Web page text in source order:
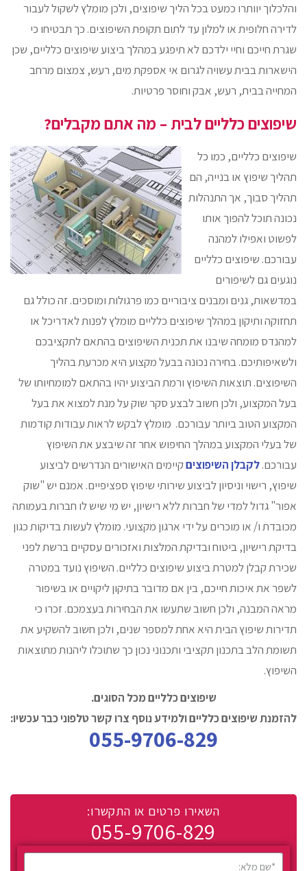
והלכלוך יוותרו כמעט בכל הליך שיפוצים, ולכן מומלץ לשקול לעבור
לדירה חלופית או למלון עד לתום תקופת השיפוצים. כך תבטיחו כי
שגרת חייכם וחיי ילדכם לא תיפגע במהלך ביצוע שיפוצים כלליים, שכן
הישארות בבית עשויה לגרום אי אספקת מים, רעש, צמצום מרחב
המחייה בבית, רעש, אבק וחוסר פרטיות.
שיפוצים כלליים לבית – מה אתם מקבלים?
שיפוצים כלליים, כמו כל
תהליך שיפוץ או בנייה, הם
תהליך סבוך, אך התנהלות
נכונה תוכל להפוך אותו
לפשוט ואפילו למהנה
עבורכם. שיפוצים כלליים
נוגעים גם לשיפורים
במדשאות, גנים ומבנים ציבוריים כמו פרגולות ומוסכים. זה כולל גם
תחזוקה ותיקון במהלך שיפוצים כלליים מומלץ לפנות לאדריכל או
למהנדס מומחה שיבנו את תכנית השיפוצים בהתאם לתקציבכם
ולשאיפותיכם. בחירה נכונה בבעל מקצוע היא מכרעת בהליך
השיפוצים. תוצאות השיפוץ ורמת הביצוע יהיו בהתאם למומחיותו של
בעל המקצוע, ולכן חשוב לבצע סקר שוק על מנת למצוא את בעל
המקצוע הטוב ביותר עבורכם. מומלץ לבקש לראות עבודות קודמות
של בעלי המקצוע במהלך החיפוש אחר זה שיבצע את השיפוץ
עבורכם.לקבלן השיפוציםקיימים האישורים הנדרשים לביצוע
שיפוץ, רישוי וניסיון לביצוע שירותי שיפוץ ספציפיים. אמנם יש "שוק
אפור" גדול למדי של חברות ללא רישיון, יש מי שיש לו חברות בעמותה
מכובדת ו/ או מוכרים על ידי ארגון מקצועי. מומלץ לעשות בדיקות כגון
בדיקת רישיון, ביטוח ובדיקת המלצות ואזכורים עסקיים ברשת לפני
שכירת קבלן למטרת ביצוע שיפוצים כלליים. השיפוץ נועד במטרה
לשפר את איכות חייכם, בין אם מדובר בתיקון ליקויים או בשיפור
מראה המבנה, ולכן חשוב שתעשו את הבחירות בעצמכם. זכרו כי
תדירות שיפוץ הבית היא אחת למספר שנים, ולכן חשוב להשקיע את
תשומת הלב בתכנון תקציבי ותכנוני נכון כך שתוכלו ליהנות מתוצאות
השיפוץ.
שיפוצים כלליים מכל הסוגים.
להזמנת שיפוצים כלליים ולמידע נוסף צרו קשר טלפוני כבר עכשיו:
055-9706-829
השאירו פרטים או התקשרו:
055-9706-829